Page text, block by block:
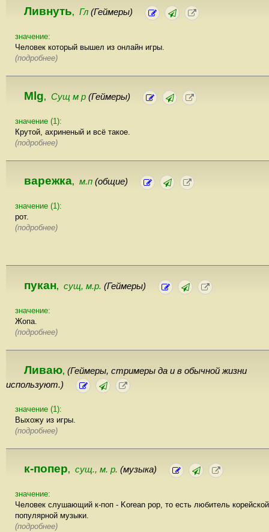
Ливнуть, Гл (Геймеры)
значение:
Человек который вышел из онлайн игры.
(подробнее)
Mlg, Сущ м р (Геймеры)
значение (1):
Крутой, ахриненый и всё такое.
(подробнее)
варежка, м.п (общие)
значение (1):
рот.
(подробнее)
пукан, сущ, м.р. (Геймеры)
значение:
Жопа.
(подробнее)
Ливаю, (Геймеры, стримеры да и в обычной жизни
используют.)
значение (1):
Выхожу из игры.
(подробнее)
к-попер, сущ., м. р. (музыка)
значение:
Человек слушающий к-поп - Korean pop, то есть любитель корейской
популярной музыки.
(подробнее)